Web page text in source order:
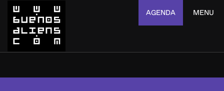
AGENDA MENU